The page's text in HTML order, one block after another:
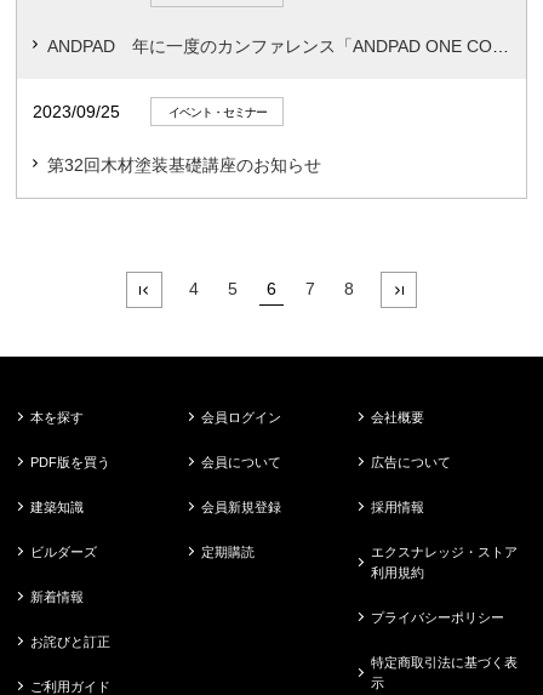
2023/09/25 イベント・セミナー
第32回木材塗装基礎講座のお知らせ
4 5 6 7 8
本を探す
PDF版を買う
建築知識
ビルダーズ
新着情報
お詫びと訂正
ご利用ガイド
会員ログイン
会員について
会員新規登録
定期購読
会社概要
広告について
採用情報
エクスナレッジ・ストア
利用規約
プライバシーポリシー
特定商取引法に基づく表
示